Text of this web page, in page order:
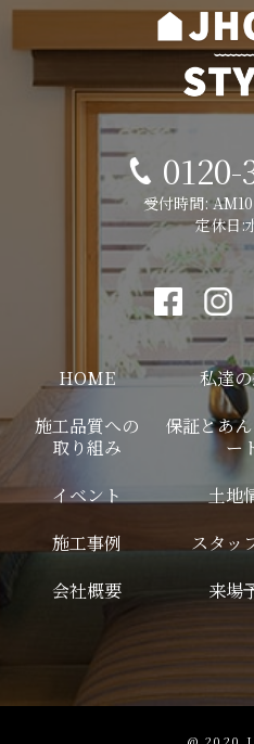
受付時間:
定休日:
HOME 私達
施工品質への
取り組み
保証とあ
ー
イベント 土地
施工事例
スタッ
会社概要
来場